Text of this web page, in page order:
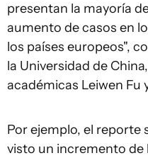
presentan la mayoría
aumento de casos en
los países europeos",
la Universidad de
académicas Leiwen Fu
Por ejemplo, el reporte
visto un incremento de